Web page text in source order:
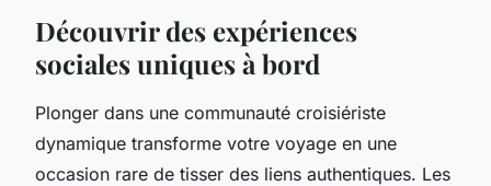
Découvrir des expériences
sociales uniques à bord
Plonger dans une communauté croisiériste
dynamique transforme votre voyage en une
occasion rare de tisser des liens authentiques. Les